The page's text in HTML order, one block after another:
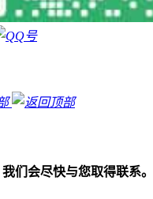
们会尽快与您取得联系。